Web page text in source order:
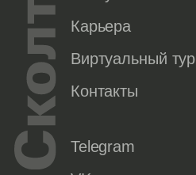
Карьера
Виртуальный тур
Контакты
Telegram